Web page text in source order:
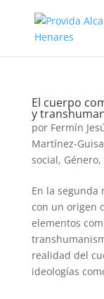
El cuerpo
y
por Fermín
Martínez-
social, Género,
En la segunda
con un origen
elementos
realidad del
ideologías